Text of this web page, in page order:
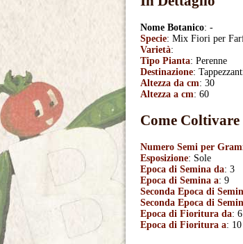
Nome Botanico: -
Specie: Mix Fiori per
Varietà:
Tipo Pianta: Perenne
Destinazione:
Altezza da cm: 30
Altezza a cm: 60
Come Coltivare
Numero Semi per
Esposizione: Sole
Epoca di Semina da: 3
Epoca di Semina a: 9
Seconda Epoca di
Seconda Epoca di
Epoca di Fioritura da: 6
Epoca di Fioritura a: 10